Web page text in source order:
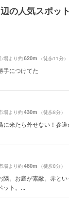
の人気スポット
場より約620m （徒歩11分）
手につけてた
場より約430m （徒歩8分）
に来たら外せない！参
場より約480m （徒歩8分）
隣。お庭が素敵。赤と
ット。...